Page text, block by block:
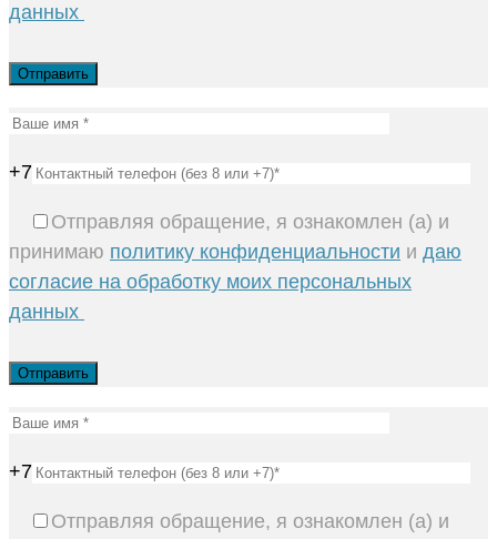
данных
+7
Отправляя обращение, я ознакомлен (а) и
принимаю политику конфиденциальности и даю
согласие на обработку моих персональных
данных
+7
Отправляя обращение, я ознакомлен (а) и